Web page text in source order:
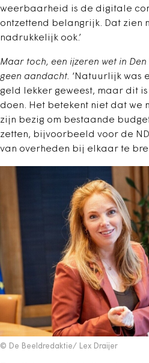
weerbaarheid is de digitale
ontzettend belangrijk. Dat zien
nadrukkelijk ook.’
Maar toch, een ijzeren wet in
geen aandacht. ‘Natuurlijk was
geld lekker geweest, maar dit
doen. Het betekent niet dat we
zijn bezig om bestaande
zetten, bijvoorbeeld voor de
van overheden bij elkaar te
© De Beeldredaktie/ Lex Draijer